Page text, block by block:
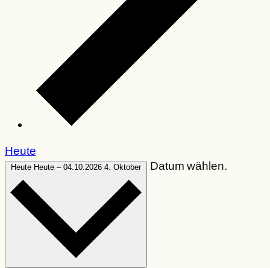
Heute
Heute Heute – 04.10.2026 4. Oktober Datum wählen.